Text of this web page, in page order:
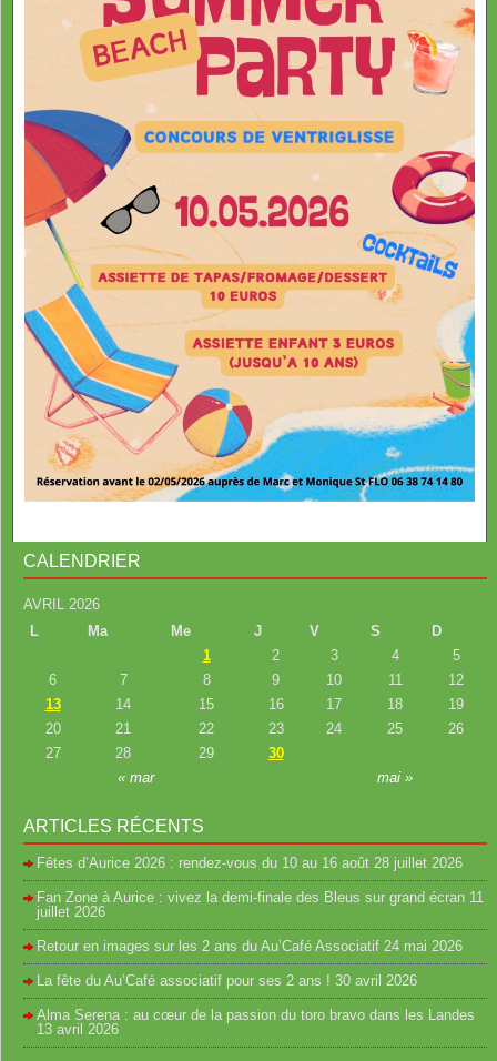
CALENDRIER
AVRIL 2026
L
Ma Me J V S D
« mar mai »
1 2 3 4
5
6
7 8 9 10 11
12
13
14 15 16 17 18
19
20
21 22 23 24 25
26
27
28 29 30
ARTICLES RÉCENTS
Fêtes d’Aurice 2026 : rendez-vous du 10 au 16 août 28 juillet 2026
Fan Zone à Aurice : vivez la demi-finale des Bleus sur grand écran 11
juillet 2026
Retour en images sur les 2 ans du Au’Café Associatif 24 mai 2026
La fête du Au’Café associatif pour ses 2 ans ! 30 avril 2026
Alma Serena : au cœur de la passion du toro bravo dans les Landes
13 avril 2026